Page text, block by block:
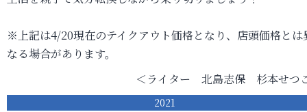
※上記は4/20現在のテイクアウト価格となり、店頭価格とは
なる場合があります。
＜ライター 北島志保 杉本せつ
2021